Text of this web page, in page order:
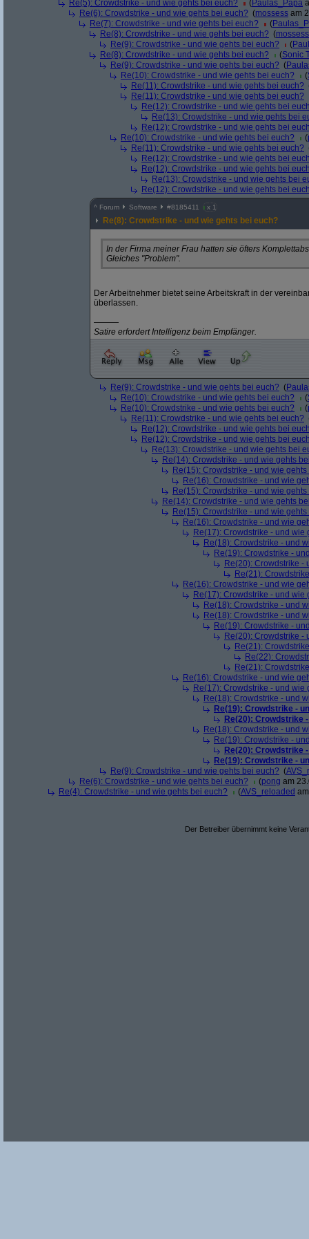
Re(5): Crowdstrike - und wie gehts bei euch?
(Paulas_Papa
Re(6): Crowdstrike - und wie gehts bei euch? (mossess am
Re(7): Crowdstrike - und wie gehts bei euch?
(
Re(8): Crowdstrike - und wie gehts bei euch? (mossess
Re(9): Crowdstrike - und wie gehts bei euch?
(
Re(8): Crowdstrike - und wie gehts bei euch?
(Sonic
Re(9): Crowdstrike - und wie gehts bei euch? (
Re(10): Crowdstrike - und wie gehts bei euch?
(
Re(11): Crowdstrike - und wie gehts bei euch?
Re(11): Crowdstrike - und wie gehts bei euch?
Re(12): Crowdstrike - und wie gehts bei
Re(13): Crowdstrike - und wie gehts bei
Re(12): Crowdstrike - und wie gehts bei
Re(10): Crowdstrike - und wie gehts bei euch?
(
Re(11): Crowdstrike - und wie gehts bei euch?
Re(12): Crowdstrike - und wie gehts bei
Re(12): Crowdstrike - und wie gehts bei
Re(13): Crowdstrike - und wie gehts bei
Re(12): Crowdstrike - und wie gehts bei
^ Forum Software #8185411 x 1
Re(8): Crowdstrike - und wie gehts bei euch?
In der Firma meiner Frau hatten sie öfters
Gleiches "Problem".
Der Arbeitnehmer bietet seine Arbeitskraft in der
überlassen.
———
Satire erfordert Intelligenz beim Empfänger.
Re(9): Crowdstrike - und wie gehts bei euch? (
Re(10): Crowdstrike - und wie gehts bei euch?
(
Re(10): Crowdstrike - und wie gehts bei euch?
(
Re(11): Crowdstrike - und wie gehts bei euch?
Re(12): Crowdstrike - und wie gehts bei
Re(12): Crowdstrike - und wie gehts bei
Re(13): Crowdstrike - und wie gehts bei
Re(14): Crowdstrike - und wie gehts
Re(15): Crowdstrike - und wie
Re(16): Crowdstrike - und wie
Re(15): Crowdstrike - und wie
Re(14): Crowdstrike - und wie gehts
Re(15): Crowdstrike - und wie
Re(16): Crowdstrike - und wie
Re(17): Crowdstrike - und wie
Re(18): Crowdstrike - und
Re(19): Crowdstrike -
Re(20): Crowdstrike -
Re(21):
Re(16): Crowdstrike - und wie
Re(17): Crowdstrike - und wie
Re(18): Crowdstrike - und
Re(18): Crowdstrike - und
Re(19): Crowdstrike -
Re(20): Crowdstrike -
Re(21):
Re(22):
Re(21):
Re(16): Crowdstrike - und wie
Re(17): Crowdstrike - und wie
Re(18): Crowdstrike - und
Re(19): Crowdstrike -
Re(20): Crowdstrike
Re(18): Crowdstrike - und
Re(19): Crowdstrike -
Re(20): Crowdstrike
Re(19): Crowdstrike -
Re(9): Crowdstrike - und wie gehts bei euch? (
Re(6): Crowdstrike - und wie gehts bei euch?
(pong am
Re(4): Crowdstrike - und wie gehts bei euch?
(AVS_reloaded
Der Betreiber übernimmt keine